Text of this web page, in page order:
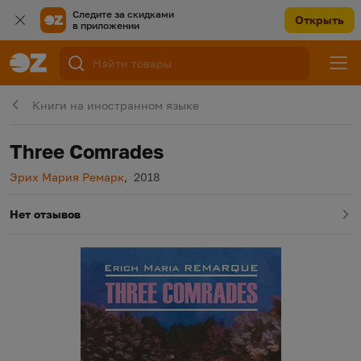
Следите за скидками
в приложении
Открыть
Книги на иностранном языке
Three Comrades
Автор
Эрих Мария Ремарк, Год издания
2018
Нет отзывов